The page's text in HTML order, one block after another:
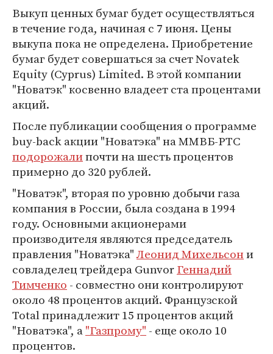
Выкуп ценных бумаг будет осуществляться
в течение года, начиная с 7 июня. Цены
выкупа пока не определена. Приобретение
бумаг будет совершаться за счет Novatek
Equity (Cyprus) Limited. В этой компании
"Новатэк" косвенно владеет ста процентами
акций.
После публикации сообщения о программе
buy-back акции "Новатэка" на ММВБ-РТС
подорожалипочти на шесть процентов
примерно до 320 рублей.
"Новатэк", вторая по уровню добычи газа
компания в России, была создана в 1994
году. Основными акционерами
производителя являются председатель
правления "Новатэка"Леонид Михельсони
совладелец трейдера GunvorГеннадий
Тимченко - совместно они контролируют
около 48 процентов акций. Французской
Total принадлежит 15 процентов акций
"Новатэка", а"Газпрому" - еще около 10
процентов.